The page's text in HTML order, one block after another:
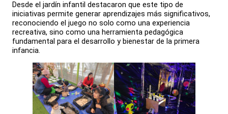
Desde el jardín infantil destacaron que este tipo de
iniciativas permite generar aprendizajes más significativos,
reconociendo el juego no solo como una experiencia
recreativa, sino como una herramienta pedagógica
fundamental para el desarrollo y bienestar de la primera
infancia.